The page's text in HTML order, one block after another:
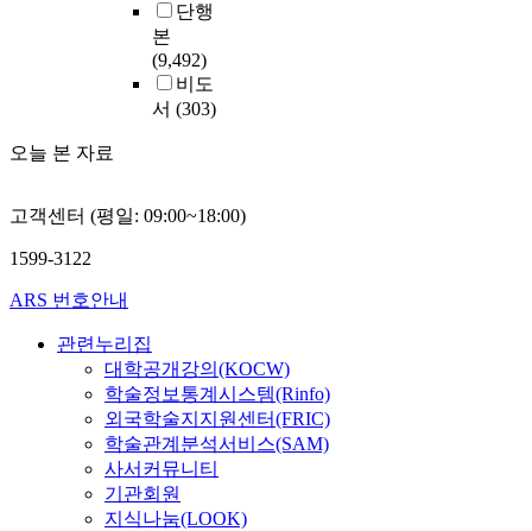
단행
본
(9,492)
비도
서 (303)
오늘 본 자료
고객센터 (평일: 09:00~18:00)
1599-3122
ARS 번호안내
관련누리집
대학공개강의(KOCW)
학술정보통계시스템(Rinfo)
외국학술지지원센터(FRIC)
학술관계분석서비스(SAM)
사서커뮤니티
기관회원
지식나눔(LOOK)